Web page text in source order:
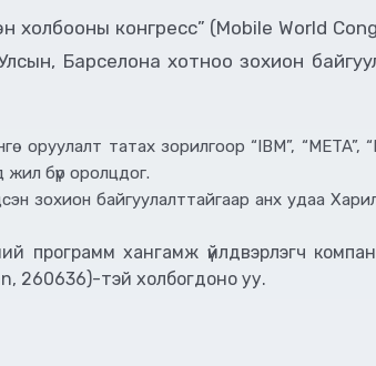
холбооны конгресс” (Mobile World
Барселона хотноо зохион
оруулалт татах зорилгоор “IBM”, “META”,
жил бүр оролцдог.
зохион байгуулалттайгаар анх удаа
программ хангамж үйлдвэрлэгч
260636)-тэй холбогдоно уу.